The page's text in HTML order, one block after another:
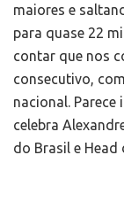
maiores e
para quase 22
contar que nos
consecutivo,
nacional. Parece
celebra
do Brasil e Head